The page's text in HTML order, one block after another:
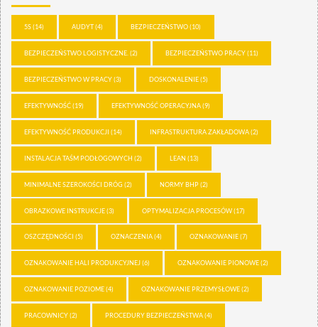
5S(14) AUDYT(4) BEZPIECZEŃSTWO(10)
BEZPIECZEŃSTWO LOGISTYCZNE. (2) BEZPIECZEŃSTWO PRACY(11)
BEZPIECZEŃSTWO W PRACY(3) DOSKONALENIE(5)
EFEKTYWNOŚĆ(19) EFEKTYWNOŚĆ OPERACYJNA(9)
EFEKTYWNOŚĆ PRODUKCJI (14) INFRASTRUKTURA ZAKŁADOWA(2)
INSTALACJA TAŚM PODŁOGOWYCH (2) LEAN (13)
MINIMALNE SZEROKOŚCI DRÓG (2) NORMY BHP(2)
OBRAZKOWE INSTRUKCJE(3) OPTYMALIZACJA PROCESÓW(17)
OSZCZĘDNOŚCI (5) OZNACZENIA(4) OZNAKOWANIE(7)
OZNAKOWANIE HALI PRODUKCYJNEJ(6) OZNAKOWANIE PIONOWE(2)
OZNAKOWANIE POZIOME(4) OZNAKOWANIE PRZEMYSŁOWE(2)
PRACOWNICY(2) PROCEDURY BEZPIECZEŃSTWA(4)